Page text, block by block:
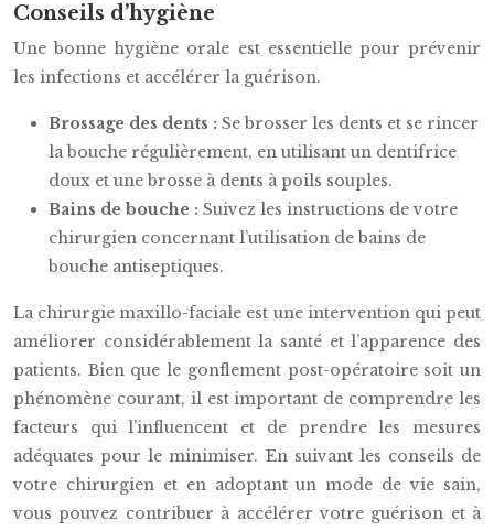
Conseils d’hygiène
Une bonne hygiène orale est essentielle pour prévenir
les infections et accélérer la guérison.
Brossage des dents : Se brosser les dents et se rincer
la bouche régulièrement, en utilisant un dentifrice
doux et une brosse à dents à poils souples.
Bains de bouche : Suivez les instructions de votre
chirurgien concernant l’utilisation de bains de
bouche antiseptiques.
La chirurgie maxillo-faciale est une intervention qui peut
améliorer considérablement la santé et l’apparence des
patients. Bien que le gonflement post-opératoire soit un
phénomène courant, il est important de comprendre les
facteurs qui l’influencent et de prendre les mesures
adéquates pour le minimiser. En suivant les conseils de
votre chirurgien et en adoptant un mode de vie sain,
vous pouvez contribuer à accélérer votre guérison et à